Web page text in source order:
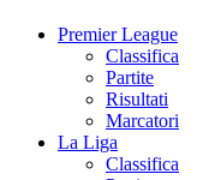
Premier League
Classifica
Partite
Risultati
Marcatori
La Liga
Classifica